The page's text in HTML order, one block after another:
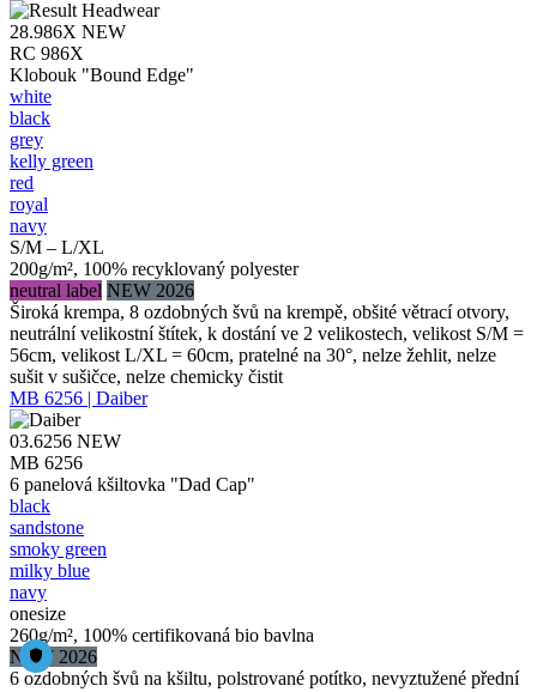
28.986X NEW
RC 986X
Klobouk "Bound Edge"
white
black
grey
kelly green
red
royal
navy
S/M – L/XL
200g/m², 100% recyklovaný polyester
neutral label NEW 2026
Široká krempa, 8 ozdobných švů na krempě, obšité větrací otvory,
neutrální velikostní štítek, k dostání ve 2 velikostech, velikost S/M =
56cm, velikost L/XL = 60cm, pratelné na 30°, nelze žehlit, nelze
sušit v sušičce, nelze chemicky čistit
MB 6256 | Daiber
03.6256 NEW
MB 6256
6 panelová kšiltovka "Dad Cap"
black
sandstone
smoky green
milky blue
navy
onesize
260g/m², 100% certifikovaná bio bavlna
NEW 2026
6 ozdobných švů na kšiltu, polstrované potítko, nevyztužené přední